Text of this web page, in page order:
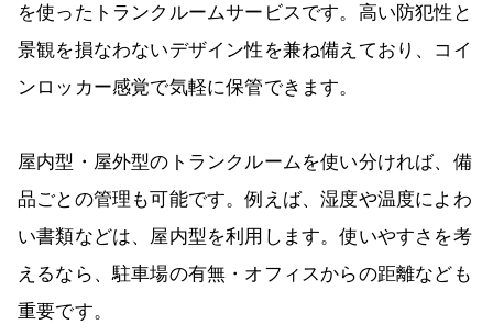
を使ったトランクルームサービスです。高い防犯性と
景観を損なわないデザイン性を兼ね備えており、コイ
ンロッカー感覚で気軽に保管できます。
屋内型・屋外型のトランクルームを使い分ければ、備
品ごとの管理も可能です。例えば、湿度や温度によわ
い書類などは、屋内型を利用します。使いやすさを考
えるなら、駐車場の有無・オフィスからの距離なども
重要です。